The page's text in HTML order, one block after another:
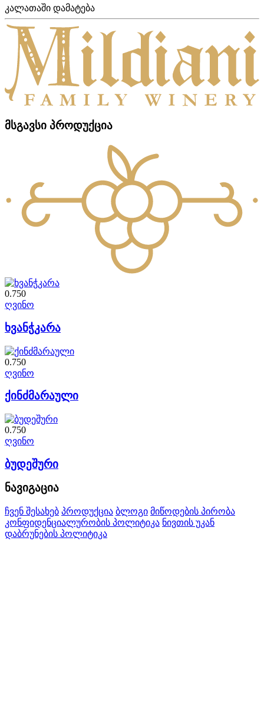
კალათაში დამატება
მსგავსი პროდუქცია
0.750
ღვინო
ხვანჭკარა
0.750
ღვინო
ქინძმარაული
0.750
ღვინო
ბუდეშური
ნავიგაცია
ჩვენ შესახებ პროდუქცია ბლოგი მიწოდების პირობა
კონფიდენციალურობის პოლიტიკა ნივთის უკან
დაბრუნების პოლიტიკა